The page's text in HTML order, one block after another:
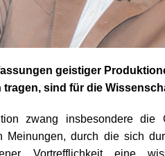
geistiger
sind für die
zwang insbesondere die
Meinungen, durch die sich
Vortrefflichkeit eine